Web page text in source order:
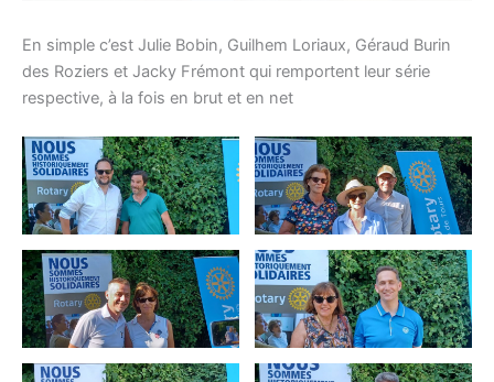
En simple c’est Julie Bobin, Guilhem Loriaux, Géraud Burin
des Roziers et Jacky Frémont qui remportent leur série
respective, à la fois en brut et en net